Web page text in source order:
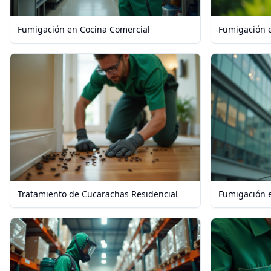
Fumigación en Cocina Comercial Fumigación
Tratamiento de Cucarachas Residencial Fumigación